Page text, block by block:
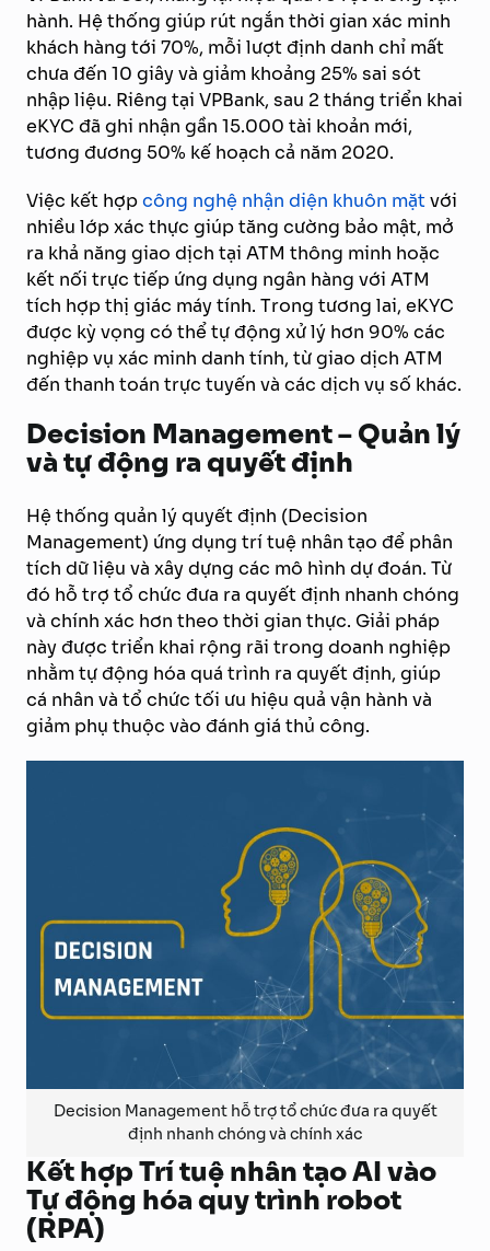
hành. Hệ thống giúp rút ngắn thời gian xác minh
khách hàng tới 70%, mỗi lượt định danh chỉ mất
chưa đến 10 giây và giảm khoảng 25% sai sót
nhập liệu. Riêng tại VPBank, sau 2 tháng triển khai
eKYC đã ghi nhận gần 15.000 tài khoản mới,
tương đương 50% kế hoạch cả năm 2020.
Việc kết hợpcông nghệ nhận diện khuôn mặtvới
nhiều lớp xác thực giúp tăng cường bảo mật, mở
ra khả năng giao dịch tại ATM thông minh hoặc
kết nối trực tiếp ứng dụng ngân hàng với ATM
tích hợp thị giác máy tính. Trong tương lai, eKYC
được kỳ vọng có thể tự động xử lý hơn 90% các
nghiệp vụ xác minh danh tính, từ giao dịch ATM
đến thanh toán trực tuyến và các dịch vụ số khác.
Decision Management – Quản lý
và tự động ra quyết định
Hệ thống quản lý quyết định (Decision
Management) ứng dụng trí tuệ nhân tạo để phân
tích dữ liệu và xây dựng các mô hình dự đoán. Từ
đó hỗ trợ tổ chức đưa ra quyết định nhanh chóng
và chính xác hơn theo thời gian thực. Giải pháp
này được triển khai rộng rãi trong doanh nghiệp
nhằm tự động hóa quá trình ra quyết định, giúp
cá nhân và tổ chức tối ưu hiệu quả vận hành và
giảm phụ thuộc vào đánh giá thủ công.
Decision Management hỗ trợ tổ chức đưa ra quyết
định nhanh chóng và chính xác
Kết hợp Trí tuệ nhân tạo AI vào
Tự động hóa quy trình robot
(RPA)